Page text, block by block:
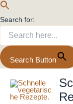
Search for:
Search Button
Inhalt
springen